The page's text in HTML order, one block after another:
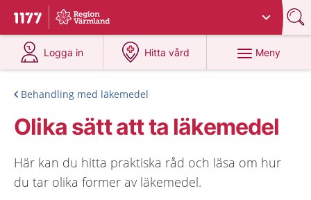
Till startsidan för 1177
Du har valt region
Logga in
på 1177.se
Hitta vård
på 1177.se
Meny
Behandling med läkemedel
Olika sätt att ta läkemedel
Här kan du hitta praktiska råd och läsa om hur
du tar olika former av läkemedel.